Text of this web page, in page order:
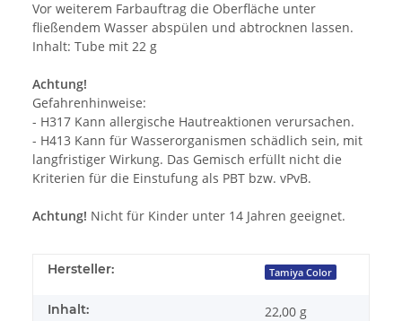
Vor weiterem Farbauftrag die Oberfläche unter
fließendem Wasser abspülen und abtrocknen lassen.
Inhalt: Tube mit 22 g
Achtung!
Gefahrenhinweise:
- H317 Kann allergische Hautreaktionen verursachen.
- H413 Kann für Wasserorganismen schädlich sein, mit
langfristiger Wirkung. Das Gemisch erfüllt nicht die
Kriterien für die Einstufung als PBT bzw. vPvB.
Achtung! Nicht für Kinder unter 14 Jahren geeignet.
Hersteller: Tamiya Color
Inhalt: 22,00 g